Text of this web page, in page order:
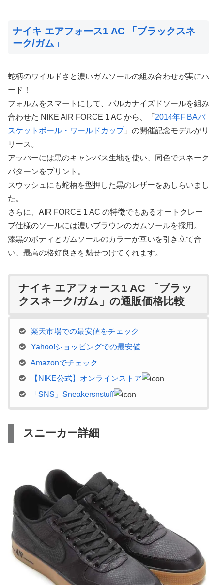
ナイキ エアフォース1 AC 「ブラックスネ
ーク/ガム」
蛇柄のワイルドさと濃いガムソールの組み合わせが実にハ
ード！
フォルムをスマートにして、バルカナイズドソールを組み
合わせた NIKE AIR FORCE 1 AC から、「 2014年FIBAバ
スケットボール・ワールドカップ」の開催記念モデルがリ
リース。
アッパーには黒のキャンバス生地を使い、同色でスネーク
パターンをプリント。
スウッシュにも蛇柄を型押した黒のレザーをあしらいまし
た。
さらに、AIR FORCE 1 AC の特徴でもあるオートクレー
ブ仕様のソールには濃いブラウンのガムソールを採用。
漆黒のボディとガムソールのカラーが互いを引き立て合
い、最高の格好良さを魅せつけてくれます。
ナイキ エアフォース1 AC 「ブラッ
クスネーク/ガム」の通販価格比較
楽天市場での最安値をチェック
Yahoo!ショッピングでの最安値
Amazonでチェック
【NIKE公式】オンラインストア
「SNS」Sneakersnstuff
スニーカー詳細